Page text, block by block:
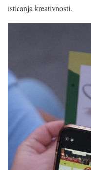
isticanja kreativnosti.